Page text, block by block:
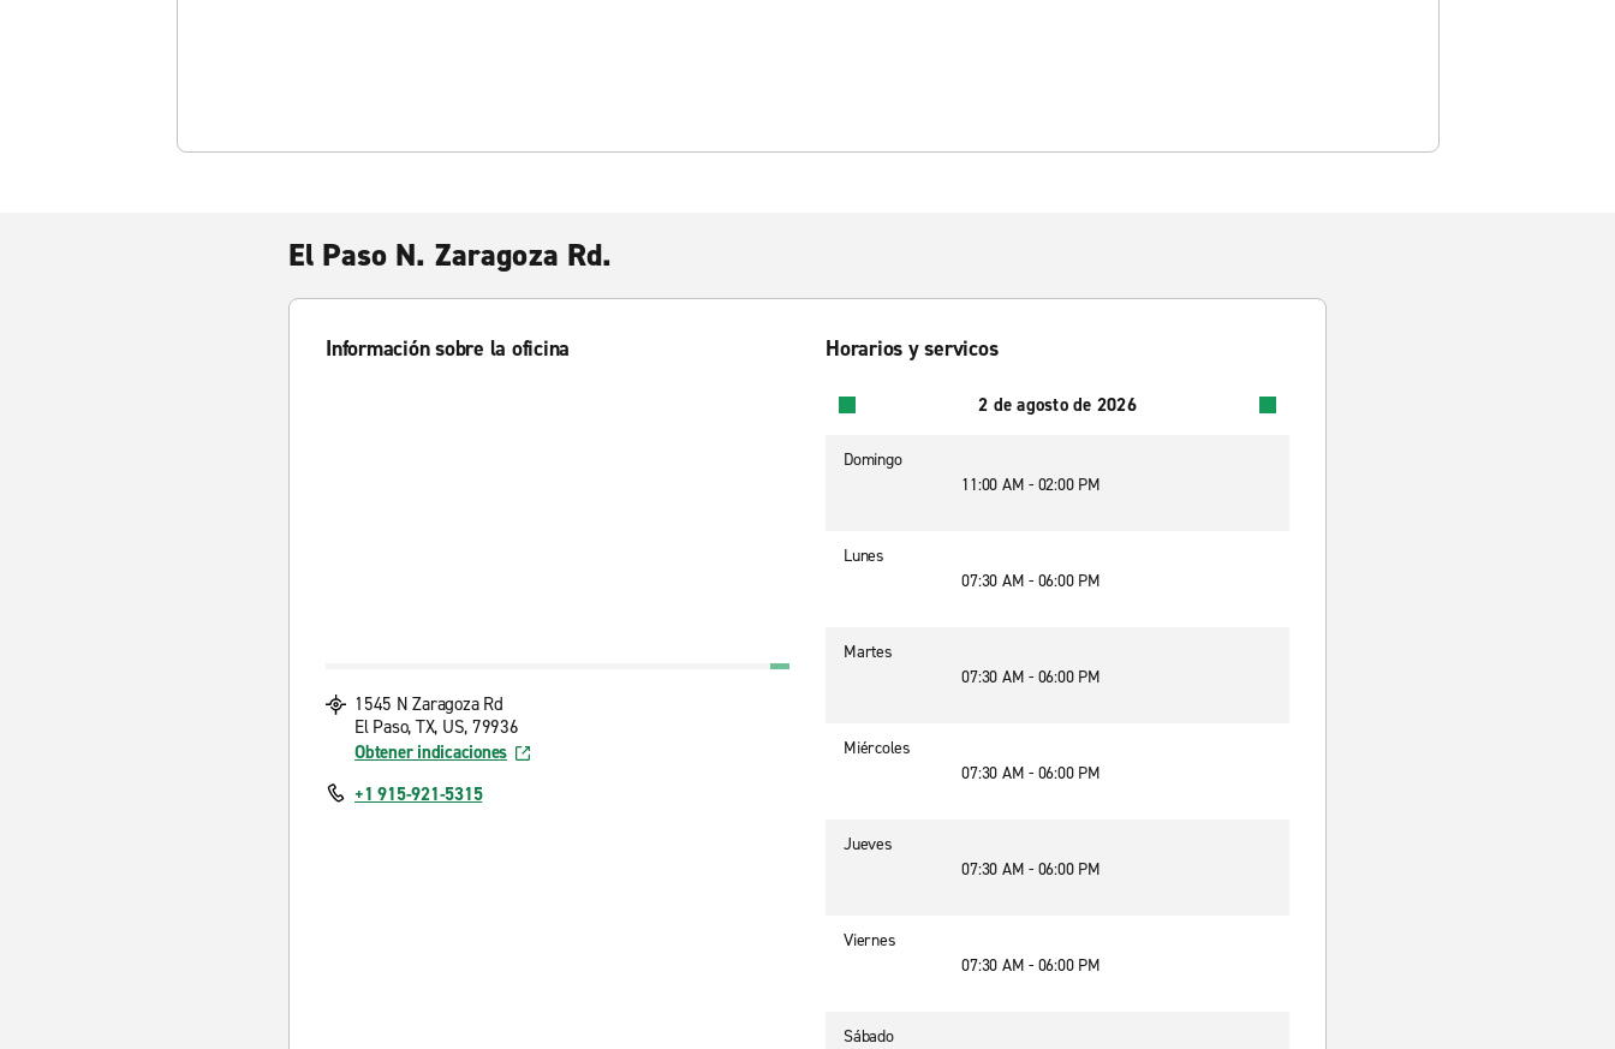
El Paso N. Zaragoza Rd.
Información sobre la oficina
1545 N Zaragoza Rd
El Paso, TX, US, 79936
Obtener indicaciones
+1 915-921-5315
Horarios y servicos
2 de agosto de 2026
Domingo
11:00 AM - 02:00 PM
Lunes
07:30 AM - 06:00 PM
Martes
07:30 AM - 06:00 PM
Miércoles
07:30 AM - 06:00 PM
Jueves
07:30 AM - 06:00 PM
Viernes
07:30 AM - 06:00 PM
Sábado